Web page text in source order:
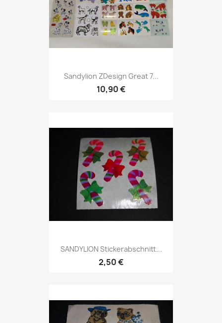
Sandylion ZDesign Great 7...
10,90 €
SANDYLION Stickerabschnitt...
2,50 €